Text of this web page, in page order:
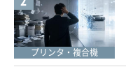
プリンタ・複合機